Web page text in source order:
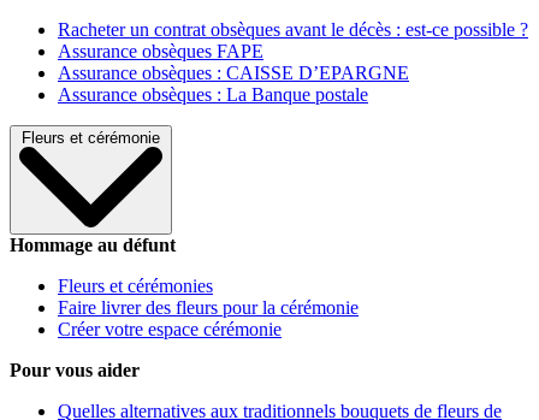
Racheter un contrat obsèques avant le décès : est-ce possible ?
Assurance obsèques FAPE
Assurance obsèques : CAISSE D’EPARGNE
Assurance obsèques : La Banque postale
Fleurs et cérémonie
Hommage au défunt
Fleurs et cérémonies
Faire livrer des fleurs pour la cérémonie
Créer votre espace cérémonie
Pour vous aider
Quelles alternatives aux traditionnels bouquets de fleurs de